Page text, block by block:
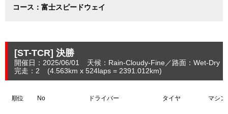
コース：富士スピードウェイ
[ST-TCR] 決勝
開催日：2025/06/01 天候：Rain-Cloudy-Fine 路面：Wet-Dry
完走：2
(4.563km x 524laps = 2391.012km)
順位 No ドライバー タイヤ マシン